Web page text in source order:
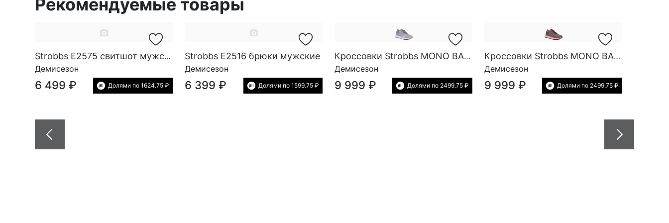
Рекомендуемые товары
Strobbs E2575 свитшот мужской
Демисезон
6 499 ₽ Долями по 1624.75 ₽
Strobbs E2516 брюки мужские
Демисезон
6 399 ₽ Долями по 1599.75 ₽
Кроссовки Strobbs MONO BASE SG W 7811-10
Демисезон
9 999 ₽ Долями по 2499.75 ₽
Кроссовки Strobbs MONO BASE SG W 7811-17
Демисезон
9 999 ₽ Долями по 2499.75 ₽